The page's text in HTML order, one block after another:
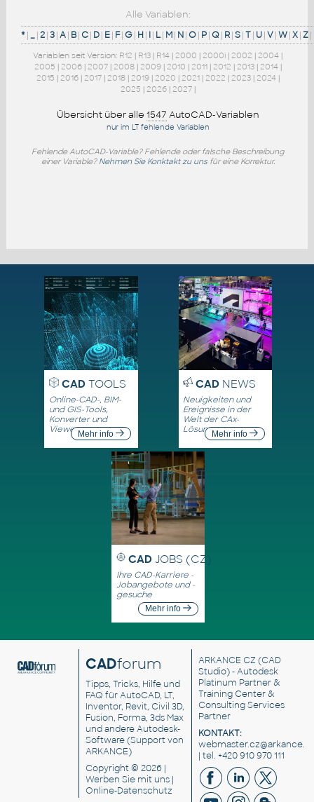
Alle Variablen:
*| _|2|3|A| B|C| D| E| F|G| H| I| L| M| N|O| P|Q| R|S|T| U|V|W|X|Z|
Variablen seit Version: R12 | R13 | R14 | 2000 | 2000i | 2002 | 2004 |
2005 | 2006| 2007| 2008| 2009| 2010 | 2011| 2012 | 2013| 2014|
2015 | 2016| 2017| 2018| 2019| 2020 | 2021| 2022 | 2023| 2024|
2025 | 2026| 2027|
Übersicht über alle 1547 AutoCAD-Variablen
nur im LT fehlende Variablen
Fehlende AutoCAD-Variable? Fehlende oder falsche Beschreibung
einer Variable? Nehmen Sie Konktakt zu unsfür eine Korrektur.
CADTOOLS
Online-CAD-, BIM-
und GIS-Tools,
Konverter und
ViewerMehr info
CADNEWS
Neuigkeiten und
Ereignisse in der
Welt der CAx-
LösungenMehr info
CAD JOBS (CZ)
Ihre CAD-Karriere -
Jobangebote und -
gesuche
Mehr info
CADforum
Tipps, Tricks, Hilfe und
FAQ für AutoCAD, LT,
Inventor, Revit, Civil 3D,
Fusion, Forma, 3ds Max
und andere Autodesk-
Software (Support von
ARKANCE)
Copyright © 2026 |
Werben Siemit uns |
Online-Datenschutz
ARKANCE CZ (CAD
Studio) - Autodesk
Platinum Partner &
Training Center &
Consulting Services
Partner
KONTAKT:
| tel. +420 910 970 111